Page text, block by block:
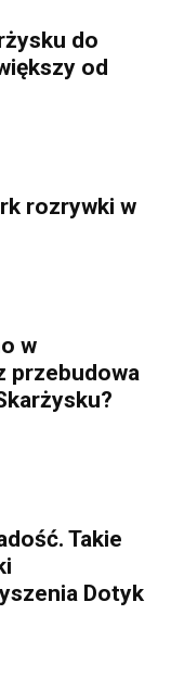
do
od
rozrywki w
w
przebudowa
Takie
Dotyk